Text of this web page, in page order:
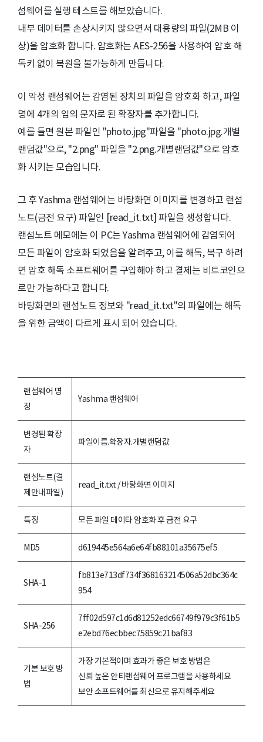
섬웨어를 실행 테스트를 해보았습니다.
내부 데이터를 손상시키지 않으면서 대용량의 파일(2MB 이
상)을 암호화 합니다. 암호화는 AES-256을 사용하여 암호 해
독키 없이 복원을 불가능하게 만듭니다.
이 악성 랜섬웨어는 감염된 장치의 파일을 암호화 하고, 파일
명에 4개의 임의 문자로 된 확장자를 추가합니다.
예를 들면 원본 파일인 "photo.jpg"파일을 "photo.jpg.개별
랜덤값"으로, "2.png" 파일을 "2.png.개별랜덤값"으로 암호
화 시키는 모습입니다.
그 후 Yashma 랜섬웨어는 바탕화면 이미지를 변경하고 랜섬
노트(금전 요구) 파일인 [read_it.txt] 파일을 생성합니다.
랜섬노트 메모에는 이 PC는 Yashma 랜섬웨어에 감염되어
모든 파일이 암호화 되었음을 알려주고, 이를 해독, 복구 하려
면 암호 해독 소프트웨어를 구입해야 하고 결제는 비트코인으
로만 가능하다고 합니다.
바탕화면의 랜섬노트 정보와 "read_it.txt"의 파일에는 해독
을 위한 금액이 다르게 표시 되어 있습니다.
랜섬웨어 명
칭
Yashma 랜섬웨어
변경된 확장
자
파일이름.확장자.개별랜덤값
랜섬노트(결
제안내파일)
read_it.txt / 바탕화면 이미지
특징 모든 파일 데이타 암호화 후 금전 요구
MD5 d619445e564a6e64fb88101a35675ef5
SHA-1
fb813e713df734f368163214506a52dbc364c
954
SHA-256
7ff02d597c1d6d81252edc66749f979c3f61b5
e2ebd76ecbbec75859c21baf83
기본 보호 방
법
가장 기본적이며 효과가 좋은 보호 방법은
신뢰 높은 안티랜섬웨어 프로그램을 사용하세요
보안 소프트웨어를 최신으로 유지해주세요